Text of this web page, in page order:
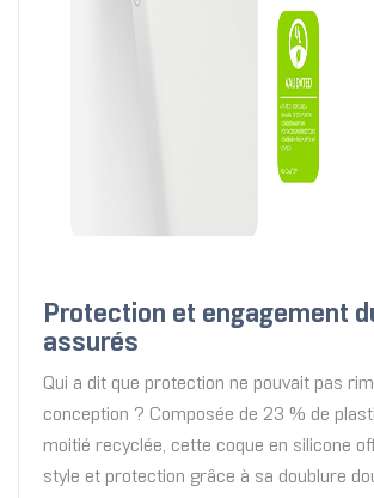
Protection et engagement
assurés
Qui a dit que protection ne pouvait pas
conception ? Composée de 23 % de
moitié recyclée, cette coque en silicone
style et protection grâce à sa doublure